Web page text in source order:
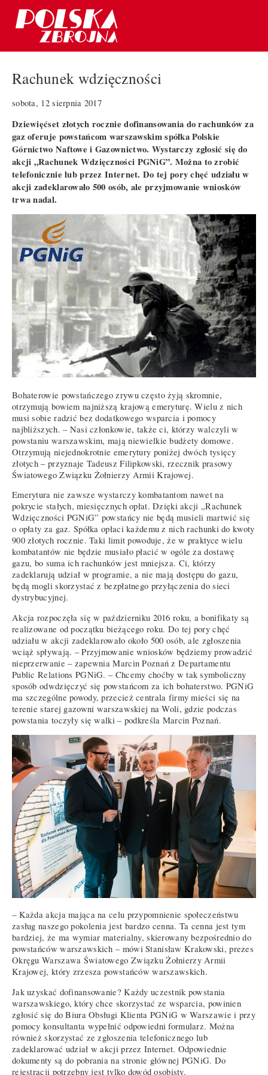
Rachunek wdzięczności
sobota, 12 sierpnia 2017
Dziewięćset złotych rocznie dofinansowania do rachunków za
gaz oferuje powstańcom warszawskim spółka Polskie
Górnictwo Naftowe i Gazownictwo. Wystarczy zgłosić się do
akcji „Rachunek Wdzięczności PGNiG”. Można to zrobić
telefonicznie lub przez Internet. Do tej pory chęć udziału w
akcji zadeklarowało 500 osób, ale przyjmowanie wniosków
trwa nadal.
Bohaterowie powstańczego zrywu często żyją skromnie,
otrzymują bowiem najniższą krajową emeryturę. Wielu z nich
musi sobie radzić bez dodatkowego wsparcia i pomocy
najbliższych. – Nasi członkowie, także ci, którzy walczyli w
powstaniu warszawskim, mają niewielkie budżety domowe.
Otrzymują niejednokrotnie emerytury poniżej dwóch tysięcy
złotych – przyznaje Tadeusz Filipkowski, rzecznik prasowy
Światowego Związku Żołnierzy Armii Krajowej.
Emerytura nie zawsze wystarczy kombatantom nawet na
pokrycie stałych, miesięcznych opłat. Dzięki akcji „Rachunek
Wdzięczności PGNiG” powstańcy nie będą musieli martwić się
o opłaty za gaz. Spółka opłaci każdemu z nich rachunki do kwoty
900 złotych rocznie. Taki limit powoduje, że w praktyce wielu
kombatantów nie będzie musiało płacić w ogóle za dostawę
gazu, bo suma ich rachunków jest mniejsza. Ci, którzy
zadeklarują udział w programie, a nie mają dostępu do gazu,
będą mogli skorzystać z bezpłatnego przyłączenia do sieci
dystrybucyjnej.
Akcja rozpoczęła się w październiku 2016 roku, a bonifikaty są
realizowane od początku bieżącego roku. Do tej pory chęć
udziału w akcji zadeklarowało około 500 osób, ale zgłoszenia
wciąż spływają. – Przyjmowanie wniosków będziemy prowadzić
nieprzerwanie – zapewnia Marcin Poznań z Departamentu
Public Relations PGNiG. – Chcemy choćby w tak symboliczny
sposób odwdzięczyć się powstańcom za ich bohaterstwo. PGNiG
ma szczególne powody, przecież centrala firmy mieści się na
terenie starej gazowni warszawskiej na Woli, gdzie podczas
powstania toczyły się walki – podkreśla Marcin Poznań.
– Każda akcja mająca na celu przypomnienie społeczeństwu
zasług naszego pokolenia jest bardzo cenna. Ta cenna jest tym
bardziej, że ma wymiar materialny, skierowany bezpośrednio do
powstańców warszawskich – mówi Stanisław Krakowski, prezes
Okręgu Warszawa Światowego Związku Żołnierzy Armii
Krajowej, który zrzesza powstańców warszawskich.
Jak uzyskać dofinansowanie? Każdy uczestnik powstania
warszawskiego, który chce skorzystać ze wsparcia, powinien
zgłosić się do Biura Obsługi Klienta PGNiG w Warszawie i przy
pomocy konsultanta wypełnić odpowiedni formularz. Można
również skorzystać ze zgłoszenia telefonicznego lub
zadeklarować udział w akcji przez Internet. Odpowiednie
dokumenty są do pobrania na stronie głównej PGNiG. Do
rejestracji potrzebny jest tylko dowód osobisty.